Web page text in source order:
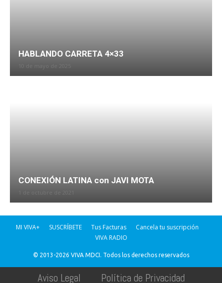
HABLANDO CARRETA 4×33
10 de mayo de 2025
CONEXIÓN LATINA con JAVI MOTA
MI VIVA+ SUSCRÍBETE Tus Facturas
Cancela tu suscripción
VIVA RADIO
© 2013-2026 VIVA MDCI. Todos los derechos reservados
Aviso Legal Política de Privacidad